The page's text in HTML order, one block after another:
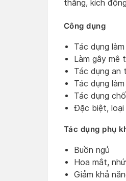
thẳng, kích
Công dụng
Tác dụng
Làm gây mê
Tác dụng an
Tác dụng
Tác dụng
Đặc biệt, loại
Tác dụng phụ
Buồn ngủ
Hoa mắt,
Giảm khả